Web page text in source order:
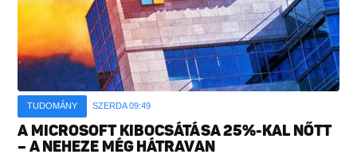
TUDOMÁNY SZERDA 09:49
A MICROSOFT KIBOCSÁTÁSA 25%-KAL NŐTT
– A NEHEZE MÉG HÁTRAVAN